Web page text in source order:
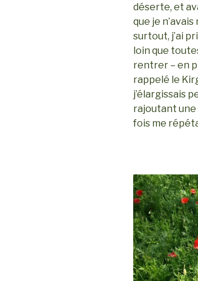
déserte, et
que je
surtout, j’ai
loin que
rentrer – en
rappelé le
j’élargissais
rajoutant une
fois me